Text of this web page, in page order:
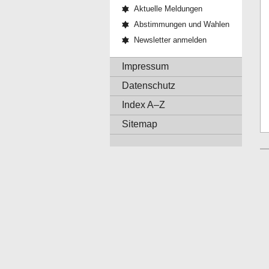
Aktuelle Meldungen
Abstimmungen und Wahlen
Newsletter anmelden
Impressum
Datenschutz
Index A–Z
Sitemap